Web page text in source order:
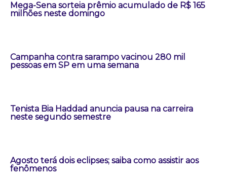
Mega-Sena sorteia prêmio acumulado de R$ 165
milhões neste domingo
Campanha contra sarampo vacinou 280 mil
pessoas em SP em uma semana
Tenista Bia Haddad anuncia pausa na carreira
neste segundo semestre
Agosto terá dois eclipses; saiba como assistir aos
fenômenos